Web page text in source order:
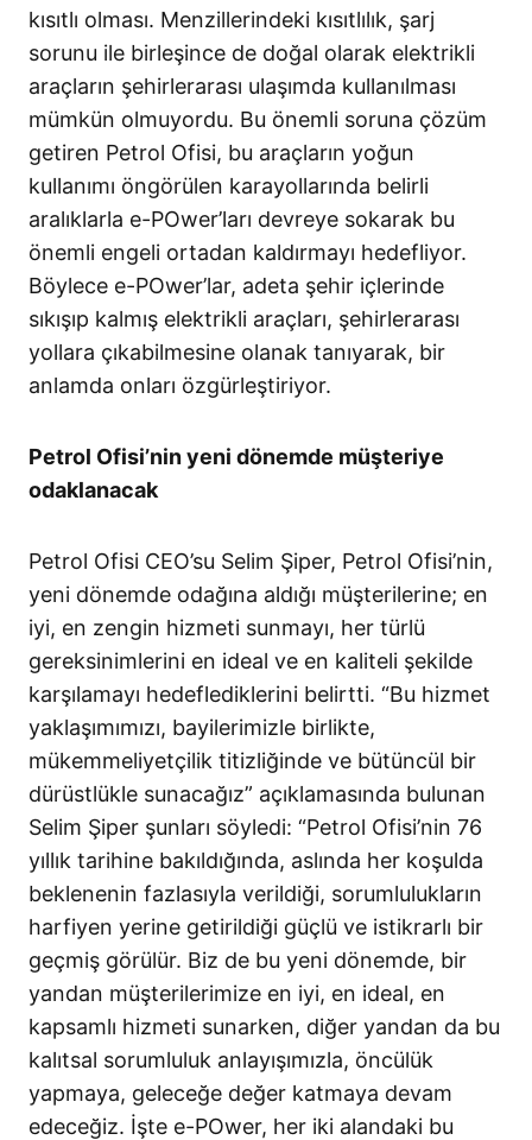
kısıtlı olması. Menzillerindeki kısıtlılık, şarj
sorunu ile birleşince de doğal olarak elektrikli
araçların şehirlerarası ulaşımda kullanılması
mümkün olmuyordu. Bu önemli soruna çözüm
getiren Petrol Ofisi, bu araçların yoğun
kullanımı öngörülen karayollarında belirli
aralıklarla e-POwer’ları devreye sokarak bu
önemli engeli ortadan kaldırmayı hedefliyor.
Böylece e-POwer’lar, adeta şehir içlerinde
sıkışıp kalmış elektrikli araçları, şehirlerarası
yollara çıkabilmesine olanak tanıyarak, bir
anlamda onları özgürleştiriyor.
Petrol Ofisi’nin yeni dönemde müşteriye
odaklanacak
Petrol Ofisi CEO’su Selim Şiper, Petrol Ofisi’nin,
yeni dönemde odağına aldığı müşterilerine; en
iyi, en zengin hizmeti sunmayı, her türlü
gereksinimlerini en ideal ve en kaliteli şekilde
karşılamayı hedeflediklerini belirtti. “Bu hizmet
yaklaşımımızı, bayilerimizle birlikte,
mükemmeliyetçilik titizliğinde ve bütüncül bir
dürüstlükle sunacağız” açıklamasında bulunan
Selim Şiper şunları söyledi: “Petrol Ofisi’nin 76
yıllık tarihine bakıldığında, aslında her koşulda
beklenenin fazlasıyla verildiği, sorumlulukların
harfiyen yerine getirildiği güçlü ve istikrarlı bir
geçmiş görülür. Biz de bu yeni dönemde, bir
yandan müşterilerimize en iyi, en ideal, en
kapsamlı hizmeti sunarken, diğer yandan da bu
kalıtsal sorumluluk anlayışımızla, öncülük
yapmaya, geleceğe değer katmaya devam
edeceğiz. İşte e-POwer, her iki alandaki bu